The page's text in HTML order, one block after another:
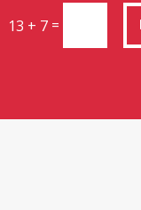
13 + 7 =